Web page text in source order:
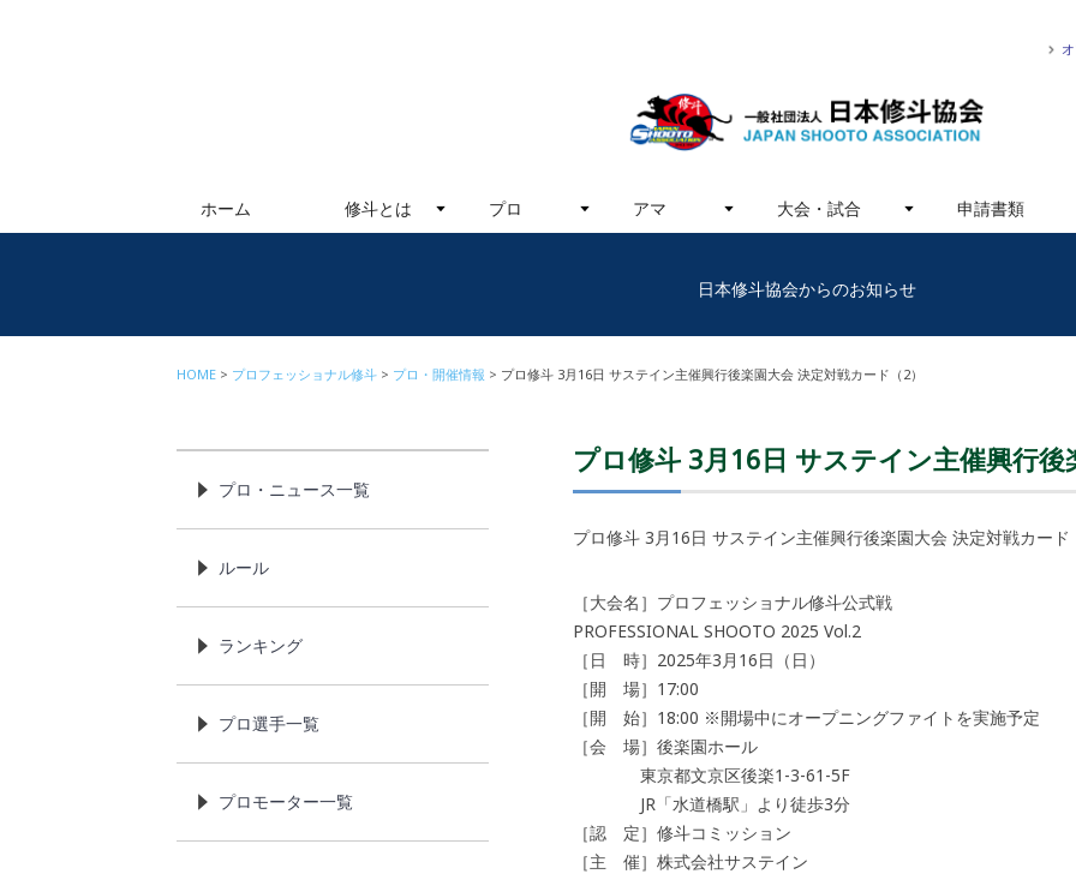
ホーム 修斗とは プロ アマ 大会・試合 申請書類
日本修斗協会からのお知らせ
HOME プロフェッショナル修斗 プロ・開催情報 プロ修斗 3月16日 サステイン主催興行後楽園大会 決定対戦カード（2）
プロ修斗 3月16日 サステイン主催興行後
プロ修斗 3月16日 サステイン主催興行後楽園大会 決定対戦カード
［大会名］プロフェッショナル修斗公式戦
PROFESSIONAL SHOOTO 2025 Vol.2
［日 時］2025年3月16日（日）
［開 場］17:00
［開 始］18:00 ※開場中にオープニングファイトを実施予定
［会 場］後楽園ホール
東京都文京区後楽1-3-61-5F
JR「水道橋駅」より徒歩3分
［認 定］修斗コミッション
［主 催］株式会社サステイン
プロ・ニュース一覧
ルール
ランキング
プロ選手一覧
プロモーター一覧